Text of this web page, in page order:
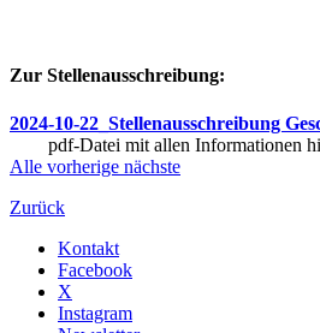
Zur Stellenausschreibung:
2024-10-22_Stellenausschreibung
pdf-Datei mit allen Informationen
Alle vorherige nächste
Zurück
Kontakt
Facebook
X
Instagram